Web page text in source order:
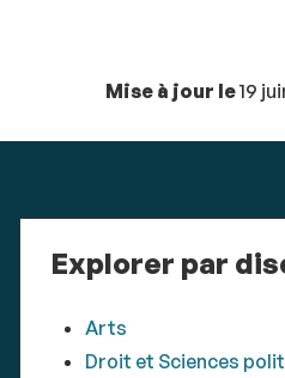
Mise à jour le19
Explorer par
Arts
Droit et Sciences